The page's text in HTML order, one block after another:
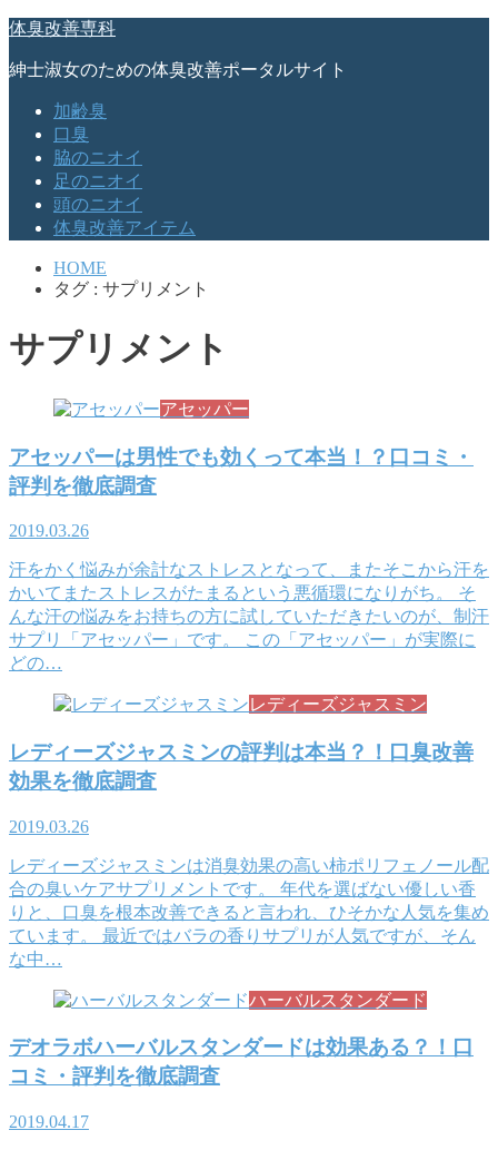
体臭改善専科
紳士淑女のための体臭改善ポータルサイト
加齢臭
口臭
脇のニオイ
足のニオイ
頭のニオイ
体臭改善アイテム
HOME
タグ : サプリメント
サプリメント
アセッパー
アセッパーは男性でも効くって本当！？口コミ・
評判を徹底調査
2019.03.26
汗をかく悩みが余計なストレスとなって、またそこから汗を
かいてまたストレスがたまるという悪循環になりがち。 そ
んな汗の悩みをお持ちの方に試していただきたいのが、制汗
サプリ「アセッパー」です。 この「アセッパー」が実際に
どの…
レディーズジャスミン
レディーズジャスミンの評判は本当？！口臭改善
効果を徹底調査
2019.03.26
レディーズジャスミンは消臭効果の高い柿ポリフェノール配
合の臭いケアサプリメントです。 年代を選ばない優しい香
りと、口臭を根本改善できると言われ、ひそかな人気を集め
ています。 最近ではバラの香りサプリが人気ですが、そん
な中…
ハーバルスタンダード
デオラボハーバルスタンダードは効果ある？！口
コミ・評判を徹底調査
2019.04.17